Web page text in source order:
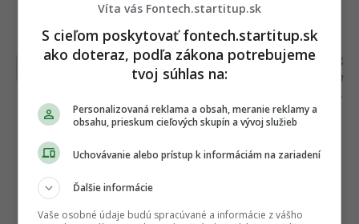
Čítajte viac z kategórie: Novinky
Ďakujeme, že čítaš Fontech. V prípade, že máš
postreh alebo si našiel v článku chybu, napíš nám
.
Víta vás Fontech.startitup.sk
S cieľom poskytovať fontech.startitup.sk
ako doteraz, podľa zákona potrebujeme
tvoj súhlas na:
Personalizovaná reklama a obsah, meranie reklamy a
obsahu, prieskum cieľových skupín a vývoj služieb
Uchovávanie alebo prístup k informáciám na zariadení
Ďalšie informácie
Vaše osobné údaje budú spracúvané a informácie z vášho